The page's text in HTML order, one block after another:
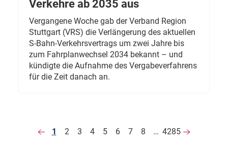
Verkehre ab 2035 aus
Vergangene Woche gab der Verband Region
Stuttgart (VRS) die Verlängerung des aktuellen
S-Bahn-Verkehrsvertrags um zwei Jahre bis
zum Fahrplanwechsel 2034 bekannt – und
kündigte die Aufnahme des Vergabeverfahrens
für die Zeit danach an.
1 2 3 4 5 6 7 8 … 4285